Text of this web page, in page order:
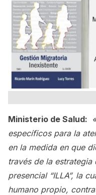
Ministerio de Salud:
específicos para la
en la medida en que
través de la
presencial “ILLA”, la
humano propio,